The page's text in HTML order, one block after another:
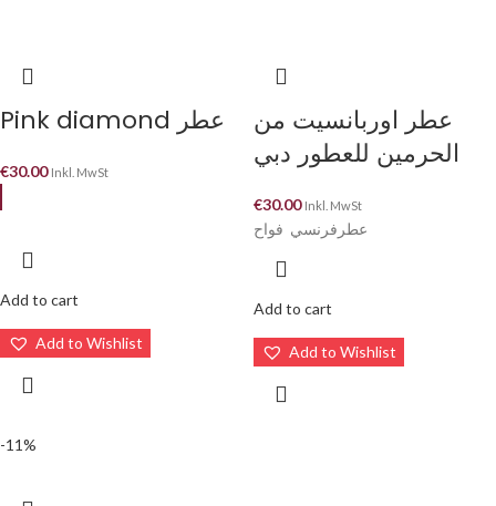
Pink diamond عطر
€30.00 Inkl. MwSt
Add to cart
Add to Wishlist
عطر اوربانسيت من
الحرمين للعطور دبي
€30.00 Inkl. MwSt
عطرفرنسي فواح
Add to cart
Add to Wishlist
-11%